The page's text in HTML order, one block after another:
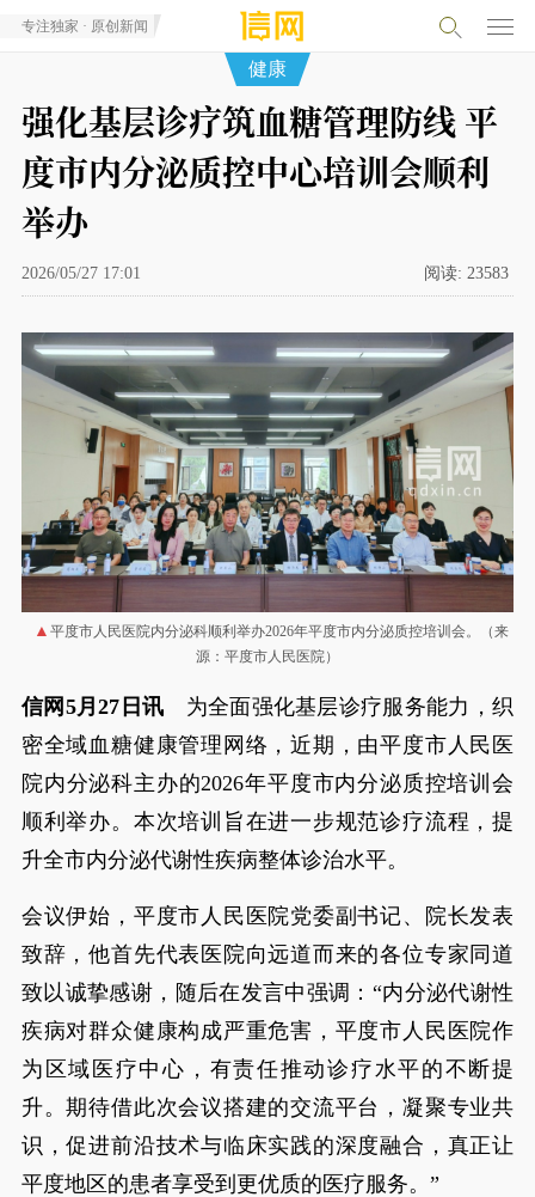
专注独家 · 原创新闻
健康
强化基层诊疗筑血糖管理防线 平
度市内分泌质控中心培训会顺利
举办
2026/05/27 17:01 阅读: 23583
平度市人民医院内分泌科顺利举办2026年平度市内分泌质控培训会。（来
源：平度市人民医院）
信网5月27日讯 为全面强化基层诊疗服务能力，织
密全域血糖健康管理网络，近期，由平度市人民医
院内分泌科主办的2026年平度市内分泌质控培训会
顺利举办。本次培训旨在进一步规范诊疗流程，提
升全市内分泌代谢性疾病整体诊治水平。
会议伊始，平度市人民医院党委副书记、院长发表
致辞，他首先代表医院向远道而来的各位专家同道
致以诚挚感谢，随后在发言中强调：“内分泌代谢性
疾病对群众健康构成严重危害，平度市人民医院作
为区域医疗中心，有责任推动诊疗水平的不断提
升。期待借此次会议搭建的交流平台，凝聚专业共
识，促进前沿技术与临床实践的深度融合，真正让
平度地区的患者享受到更优质的医疗服务。”